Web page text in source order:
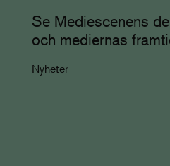
Se Mediescenens
och mediernas
Nyheter